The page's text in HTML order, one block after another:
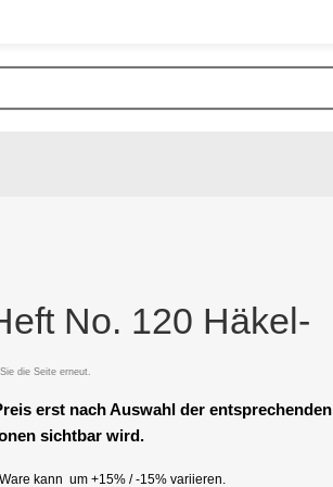
No. 120 Häkel-
die Seite erneut.
erst nach Auswahl der entsprechenden
sichtbar wird.
kann um +15% / -15% variieren.